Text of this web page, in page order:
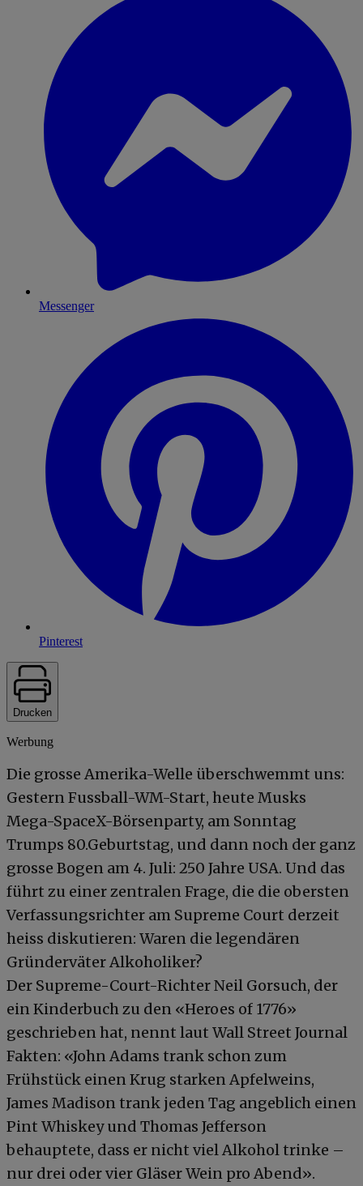
Messenger
Pinterest
Drucken
Werbung
Die grosse Amerika-Welle überschwemmt uns:
Gestern Fussball-WM-Start, heute Musks
Mega-SpaceX-Börsenparty, am Sonntag
Trumps 80.Geburtstag, und dann noch der ganz
grosse Bogen am 4. Juli: 250 Jahre USA. Und das
führt zu einer zentralen Frage, die die obersten
Verfassungsrichter am Supreme Court derzeit
heiss diskutieren: Waren die legendären
Gründerväter Alkoholiker?
Der Supreme-Court-Richter Neil Gorsuch, der
ein Kinderbuch zu den «Heroes of 1776»
geschrieben hat, nennt laut Wall Street Journal
Fakten: «John Adams trank schon zum
Frühstück einen Krug starken Apfelweins,
James Madison trank jeden Tag angeblich einen
Pint Whiskey und Thomas Jefferson
behauptete, dass er nicht viel Alkohol trinke –
nur drei oder vier Gläser Wein pro Abend».